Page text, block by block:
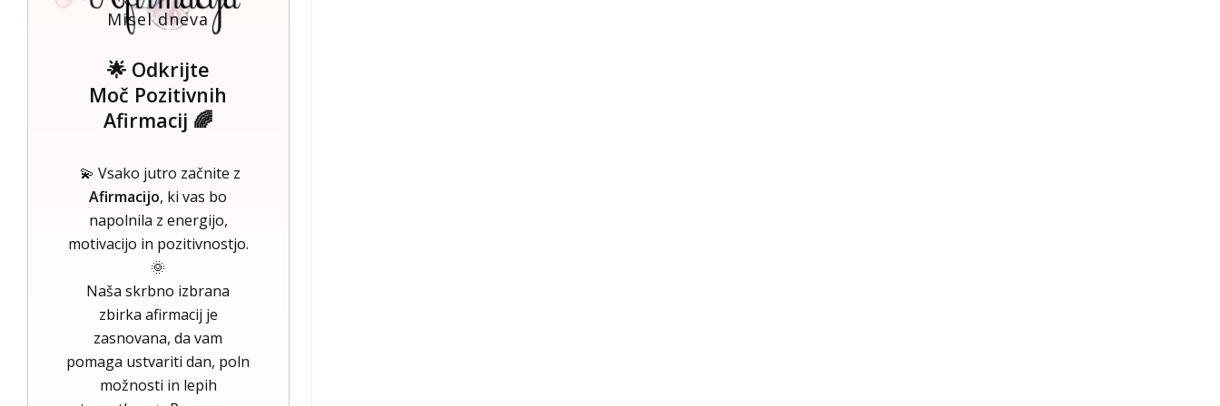
Misel dneva
🌟 Odkrijte
Moč Pozitivnih
Afirmacij 🌈
💫 Vsako jutro začnite z
Afirmacijo, ki vas bo
napolnila z energijo,
motivacijo in pozitivnostjo.
🌞
Naša skrbno izbrana
zbirka afirmacij je
zasnovana, da vam
pomaga ustvariti dan, poln
možnosti in lepih